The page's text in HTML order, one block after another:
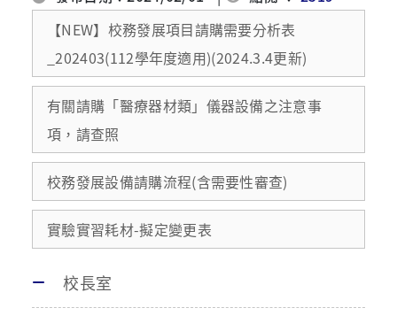
【NEW】校務發展項目請購需要分析表
_202403(112學年度適用)(2024.3.4更新)
有關請購「醫療器材類」儀器設備之注意事
項，請查照
校務發展設備請購流程(含需要性審查)
實驗實習耗材-擬定變更表
校長室